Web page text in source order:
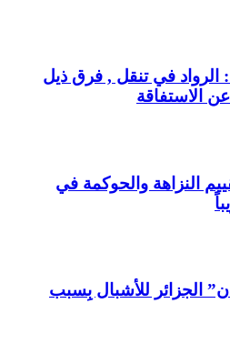
: الرواد في تنقل , فرق ذيل
الاستفاقة
النزاهة والحوكمة في
“كان” الجزائر للأشبال بِسبب